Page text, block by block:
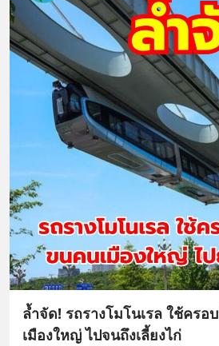
ล้ำจัด! รถรางโมโนเรล ใช้คร
เมืองใหญ่ ไปจนถึงเลี้ยงไก่